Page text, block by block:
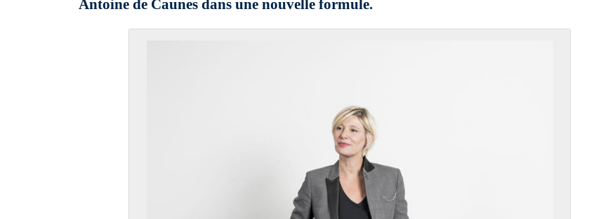
Antoine de Caunes dans une nouvelle formule.